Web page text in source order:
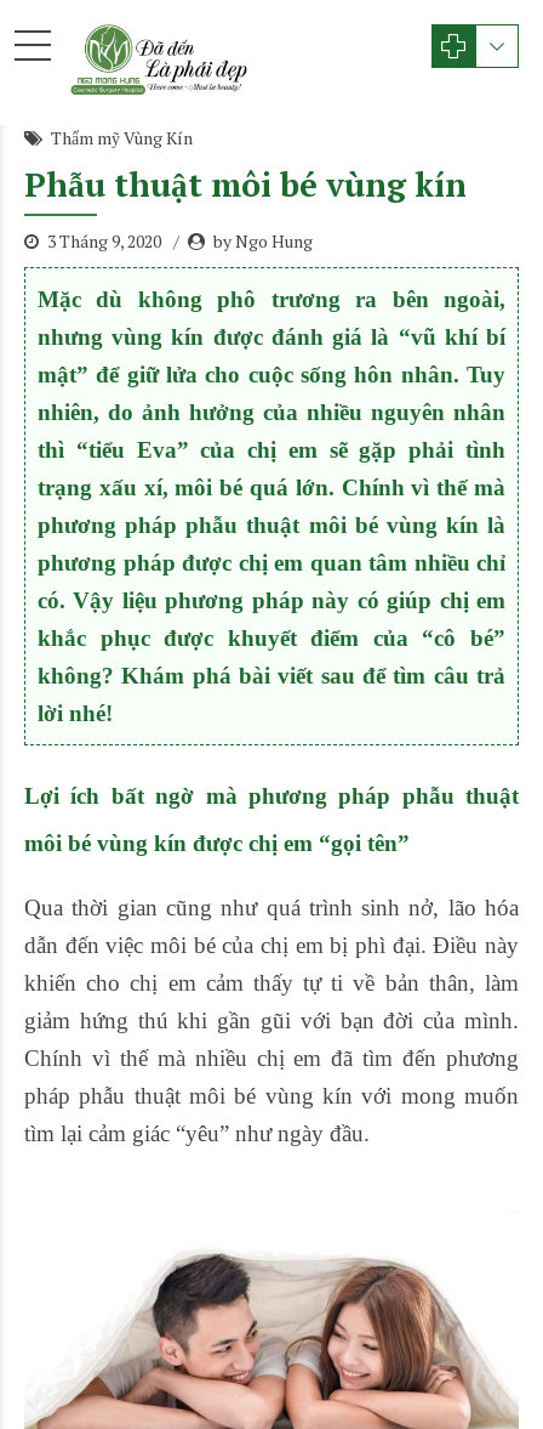
Thẩm mỹ Vùng Kín
Phẫu thuật môi bé vùng kín
3 Tháng 9, 2020 by Ngo Hung
Mặc dù không phô trương ra bên ngoài,
nhưng vùng kín được đánh giá là “vũ khí bí
mật” để giữ lửa cho cuộc sống hôn nhân. Tuy
nhiên, do ảnh hưởng của nhiều nguyên nhân
thì “tiểu Eva” của chị em sẽ gặp phải tình
trạng xấu xí, môi bé quá lớn. Chính vì thế mà
phương pháp phẫu thuật môi bé vùng kín là
phương pháp được chị em quan tâm nhiều chỉ
có. Vậy liệu phương pháp này có giúp chị em
khắc phục được khuyết điểm của “cô bé”
không? Khám phá bài viết sau để tìm câu trả
lời nhé!
Lợi ích bất ngờ mà phương pháp phẫu thuật
môi bé vùng kín được chị em “gọi tên”
Qua thời gian cũng như quá trình sinh nở, lão hóa
dẫn đến việc môi bé của chị em bị phì đại. Điều này
khiến cho chị em cảm thấy tự ti về bản thân, làm
giảm hứng thú khi gần gũi với bạn đời của mình.
Chính vì thế mà nhiều chị em đã tìm đến phương
pháp phẫu thuật môi bé vùng kín với mong muốn
tìm lại cảm giác “yêu” như ngày đầu.